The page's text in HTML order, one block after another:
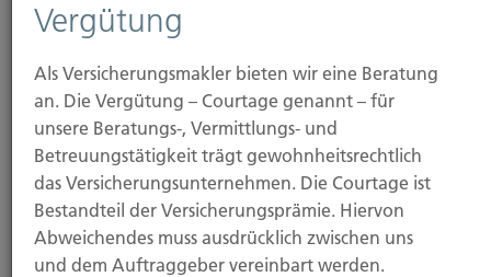
Wohnungs- und
Grundstücksrechtsschutz
Mit diesem Baustein haben Sie Versicherungsschutz,
wenn Sie Ihre Interessen als Haus-, Wohnungs- und
Grundstückseigentümer oder als Mieter
durchsetzen wollen, zum Beispiel bei
Mieterhöhung, Kündigung oder Streit um die
Vergütung
Als Versicherungsmakler bieten wir eine Beratung
an. Die Vergütung – Courtage genannt – für
unsere Beratungs-, Vermittlungs- und
Betreuungstätigkeit trägt gewohnheitsrechtlich
das Versicherungsunternehmen. Die Courtage ist
Bestandteil der Versicherungsprämie. Hiervon
Abweichendes muss ausdrücklich zwischen uns
und dem Auftraggeber vereinbart werden.